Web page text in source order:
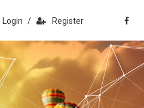
Login / Register